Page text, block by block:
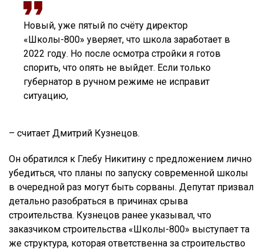
Новый, уже пятый по счёту директор
«Школы-800» уверяет, что школа заработает в
2022 году. Но после осмотра стройки я готов
спорить, что опять не выйдет. Если только
губернатор в ручном режиме не исправит
ситуацию,
– считает Дмитрий Кузнецов.
Он обратился к Глебу Никитину с предложением лично
убедиться, что планы по запуску современной школы
в очередной раз могут быть сорваны. Депутат призвал
детально разобраться в причинах срыва
строительства. Кузнецов ранее указывал, что
заказчиком строительства «Школы-800» выступает та
же структура, которая ответственна за строительство